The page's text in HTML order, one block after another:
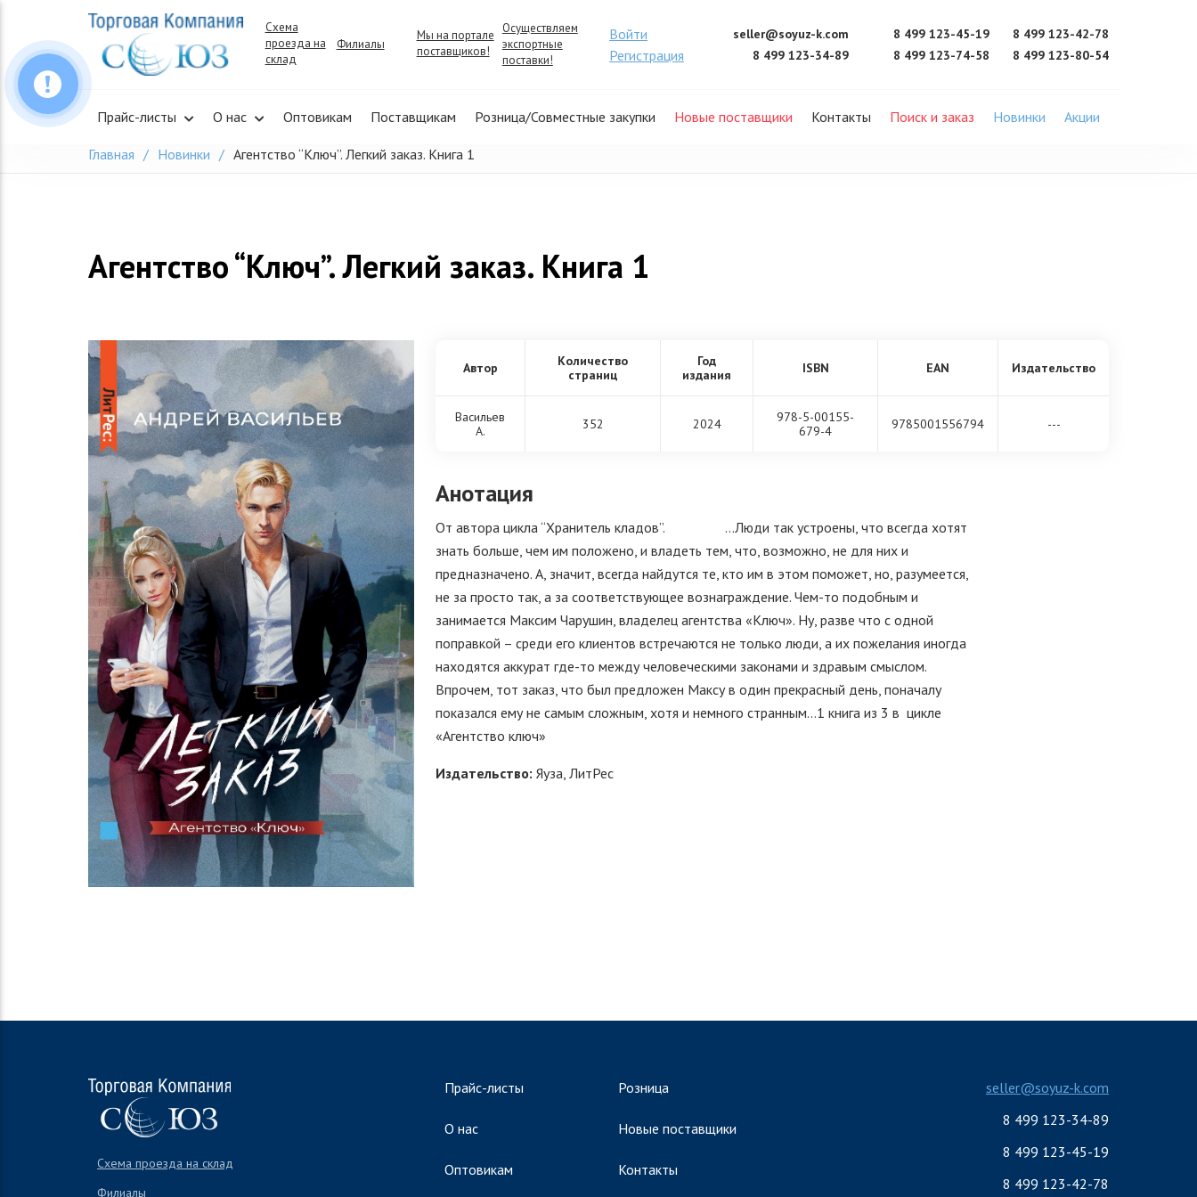
content
Схема
проезда на
склад
Филиалы
Мы на портале
поставщиков!
Осуществляем
экспортные
поставки!
Войти
Регистрация
seller@soyuz-k.com
8 499 123-34-89
8 499 123-45-19
8 499 123-42-78
8 499 123-74-58
8 499 123-80-54
Прайс-листы О нас Оптовикам Поставщикам Розница/Совместные закупки Новые поставщики Контакты Поиск и заказ Новинки Акции
Главная Новинки Агентство “Ключ”. Легкий заказ. Книга 1
Агентство “Ключ”. Легкий заказ. Книга 1
Автор
Количество
страниц
Год
издания
ISBN EAN Издательство
Васильев
А.
352 2024
978-5-00155-
679-4
9785001556794 ---
Анотация
От автора цикла “Хранитель кладов”. …Люди так устроены, что всегда хотят
знать больше, чем им положено, и владеть тем, что, возможно, не для них и
предназначено. А, значит, всегда найдутся те, кто им в этом поможет, но, разумеется,
не за просто так, а за соответствующее вознаграждение. Чем-то подобным и
занимается Максим Чарушин, владелец агентства «Ключ». Ну, разве что с одной
поправкой – среди его клиентов встречаются не только люди, а их пожелания иногда
находятся аккурат где-то между человеческими законами и здравым смыслом.
Впрочем, тот заказ, что был предложен Максу в один прекрасный день, поначалу
показался ему не самым сложным, хотя и немного странным…1 книга из 3 в цикле
«Агентство ключ»
Издательство: Яуза, ЛитРес
Схема проезда на склад
Филиалы
Прайс-листы
О нас
Оптовикам
Розница
Новые поставщики
Контакты
seller@soyuz-k.com
8 499 123-34-89
8 499 123-45-19
8 499 123-42-78